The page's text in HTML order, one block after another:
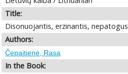
Title:
Disonuojantis, erzinantis,
Authors:
Čepaitienė, Rasa
In the Book: